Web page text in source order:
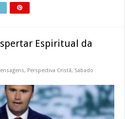
Espiritual da
, Perspectiva Cristã, Sábado